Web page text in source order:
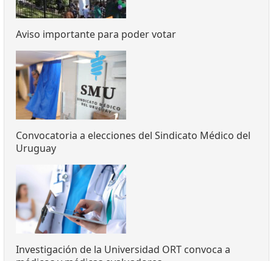
Aviso importante para poder votar
Convocatoria a elecciones del Sindicato Médico del
Uruguay
Investigación de la Universidad ORT convoca a